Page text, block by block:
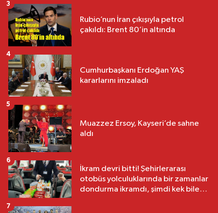
Rubio’nun İran çıkışıyla petrol
çakıldı: Brent 80’in altında
3
Cumhurbaşkanı Erdoğan YAŞ
kararlarını imzaladı
4
Muazzez Ersoy, Kayseri’de sahne
aldı
5
İkram devri bitti! Şehirlerarası
otobüs yolculuklarında bir zamanlar
dondurma ikramdı, şimdi kek bile
6
7